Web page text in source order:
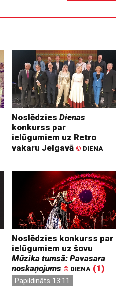
NoslēdziesDienas
konkurss par
ielūgumiem uz Retro
vakaru Jelgavā © DIENA
Noslēdzies konkurss par
ielūgumiem uz šovu
Mūzika tumsā: Pavasara
noskaņojums © DIENA (1)
Papildināts 13:11